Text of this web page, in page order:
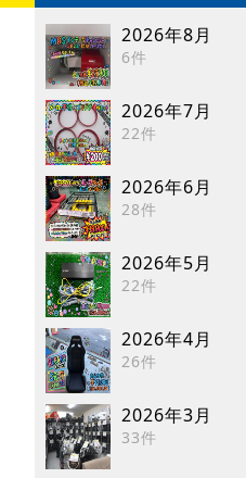
2026年8月
6件
2026年7月
22件
2026年6月
28件
2026年5月
22件
2026年4月
26件
2026年3月
33件